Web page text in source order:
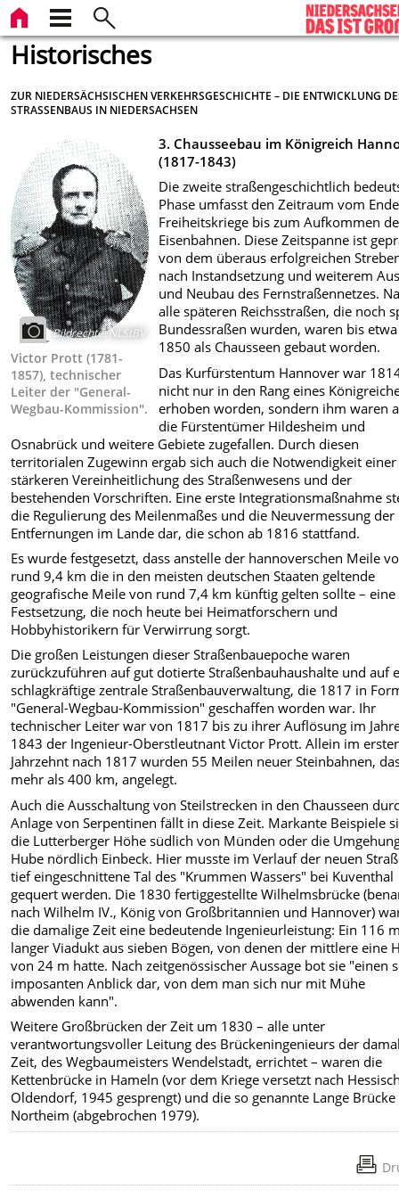
Historisches
ZUR NIEDERSÄCHSISCHEN VERKEHRSGESCHICHTE – DIE ENTWICKLUNG
STRASSENBAUS IN NIEDERSACHSEN
Bildrechte:NLStBV
Victor Prott (1781-
1857), technischer
Leiter der "General-
Wegbau-Kommission".
3. Chausseebau im Königreich
(1817-1843)
Die zweite straßengeschichtlich
Phase umfasst den Zeitraum vom
Freiheitskriege bis zum Aufkommen
Eisenbahnen. Diese Zeitspanne ist
von dem überaus erfolgreichen
nach Instandsetzung und weiterem
und Neubau des Fernstraßennetzes.
alle späteren Reichsstraßen, die noch
Bundessraßen wurden, waren bis etwa
1850 als Chausseen gebaut worden.
Das Kurfürstentum Hannover war
nicht nur in den Rang eines
erhoben worden, sondern ihm waren
die Fürstentümer Hildesheim und
Osnabrück und weitere Gebiete zugefallen. Durch diesen
territorialen Zugewinn ergab sich auch die Notwendigkeit einer
stärkeren Vereinheitlichung des Straßenwesens und der
bestehenden Vorschriften. Eine erste Integrationsmaßnahme
die Regulierung des Meilenmaßes und die Neuvermessung der
Entfernungen im Lande dar, die schon ab 1816 stattfand.
Es wurde festgesetzt, dass anstelle der hannoverschen Meile
rund 9,4 km die in den meisten deutschen Staaten geltende
geografische Meile von rund 7,4 km künftig gelten sollte – eine
Festsetzung, die noch heute bei Heimatforschern und
Hobbyhistorikern für Verwirrung sorgt.
Die großen Leistungen dieser Straßenbauepoche waren
zurückzuführen auf gut dotierte Straßenbauhaushalte und auf
schlagkräftige zentrale Straßenbauverwaltung, die 1817 in
"General-Wegbau-Kommission" geschaffen worden war. Ihr
technischer Leiter war von 1817 bis zu ihrer Auflösung im
1843 der Ingenieur-Oberstleutnant Victor Prott. Allein im
Jahrzehnt nach 1817 wurden 55 Meilen neuer Steinbahnen,
mehr als 400 km, angelegt.
Auch die Ausschaltung von Steilstrecken in den Chausseen
Anlage von Serpentinen fällt in diese Zeit. Markante Beispiele
die Lutterberger Höhe südlich von Münden oder die
Hube nördlich Einbeck. Hier musste im Verlauf der neuen
tief eingeschnittene Tal des "Krummen Wassers" bei Kuventhal
gequert werden. Die 1830 fertiggestellte Wilhelmsbrücke
nach Wilhelm IV., König von Großbritannien und Hannover)
die damalige Zeit eine bedeutende Ingenieurleistung: Ein 116
langer Viadukt aus sieben Bögen, von denen der mittlere eine
von 24 m hatte. Nach zeitgenössischer Aussage bot sie "einen
imposanten Anblick dar, von dem man sich nur mit Mühe
abwenden kann".
Weitere Großbrücken der Zeit um 1830 – alle unter
verantwortungsvoller Leitung des Brückeningenieurs der
Zeit, des Wegbaumeisters Wendelstadt, errichtet – waren die
Kettenbrücke in Hameln (vor dem Kriege versetzt nach
Oldendorf, 1945 gesprengt) und die so genannte Lange
Northeim (abgebrochen 1979).